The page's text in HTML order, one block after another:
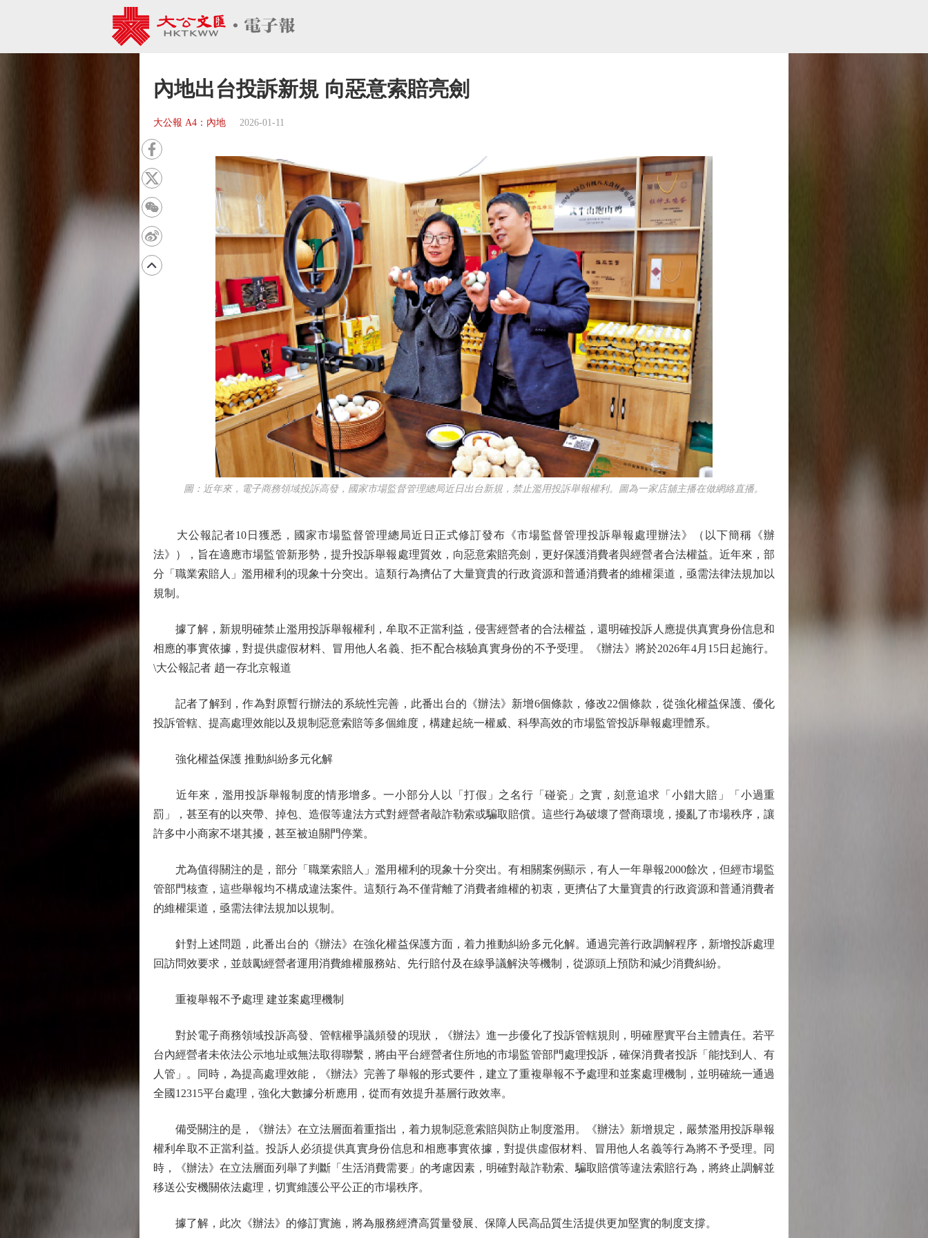
內地出台投訴新規 向惡意索賠亮劍
大公報 A4：內地 2026-01-11
圖：近年來，電子商務領域投訴高發，國家市場監督管理總局近日出台新規，禁止濫用投訴舉報權利。圖為一家店舖主播在做網絡直播。
大公報記者10日獲悉，國家市場監督管理總局近日正式修訂發布《市場監督管理投訴舉報處理辦法》（以下簡稱《辦
法》），旨在適應市場監管新形勢，提升投訴舉報處理質效，向惡意索賠亮劍，更好保護消費者與經營者合法權益。近年來，部
分「職業索賠人」濫用權利的現象十分突出。這類行為擠佔了大量寶貴的行政資源和普通消費者的維權渠道，亟需法律法規加以
規制。
據了解，新規明確禁止濫用投訴舉報權利，牟取不正當利益，侵害經營者的合法權益，還明確投訴人應提供真實身份信息和
相應的事實依據，對提供虛假材料、冒用他人名義、拒不配合核驗真實身份的不予受理。《辦法》將於2026年4月15日起施行。
\大公報記者 趙一存北京報道
記者了解到，作為對原暫行辦法的系統性完善，此番出台的《辦法》新增6個條款，修改22個條款，從強化權益保護、優化
投訴管轄、提高處理效能以及規制惡意索賠等多個維度，構建起統一權威、科學高效的市場監管投訴舉報處理體系。
強化權益保護 推動糾紛多元化解
近年來，濫用投訴舉報制度的情形增多。一小部分人以「打假」之名行「碰瓷」之實，刻意追求「小錯大賠」「小過重
罰」，甚至有的以夾帶、掉包、造假等違法方式對經營者敲詐勒索或騙取賠償。這些行為破壞了營商環境，擾亂了市場秩序，讓
許多中小商家不堪其擾，甚至被迫關門停業。
尤為值得關注的是，部分「職業索賠人」濫用權利的現象十分突出。有相關案例顯示，有人一年舉報2000餘次，但經市場監
管部門核查，這些舉報均不構成違法案件。這類行為不僅背離了消費者維權的初衷，更擠佔了大量寶貴的行政資源和普通消費者
的維權渠道，亟需法律法規加以規制。
針對上述問題，此番出台的《辦法》在強化權益保護方面，着力推動糾紛多元化解。通過完善行政調解程序，新增投訴處理
回訪問效要求，並鼓勵經營者運用消費維權服務站、先行賠付及在線爭議解決等機制，從源頭上預防和減少消費糾紛。
重複舉報不予處理 建並案處理機制
對於電子商務領域投訴高發、管轄權爭議頻發的現狀，《辦法》進一步優化了投訴管轄規則，明確壓實平台主體責任。若平
台內經營者未依法公示地址或無法取得聯繫，將由平台經營者住所地的市場監管部門處理投訴，確保消費者投訴「能找到人、有
人管」。同時，為提高處理效能，《辦法》完善了舉報的形式要件，建立了重複舉報不予處理和並案處理機制，並明確統一通過
全國12315平台處理，強化大數據分析應用，從而有效提升基層行政效率。
備受關注的是，《辦法》在立法層面着重指出，着力規制惡意索賠與防止制度濫用。《辦法》新增規定，嚴禁濫用投訴舉報
權利牟取不正當利益。投訴人必須提供真實身份信息和相應事實依據，對提供虛假材料、冒用他人名義等行為將不予受理。同
時，《辦法》在立法層面列舉了判斷「生活消費需要」的考慮因素，明確對敲詐勒索、騙取賠償等違法索賠行為，將終止調解並
移送公安機關依法處理，切實維護公平公正的市場秩序。
據了解，此次《辦法》的修訂實施，將為服務經濟高質量發展、保障人民高品質生活提供更加堅實的制度支撐。